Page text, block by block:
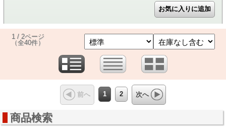
1 / 2ページ
（全40件）
前へ 1 2 次へ
商品検索